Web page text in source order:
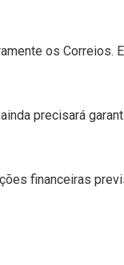
os Correios.
precisará
financeiras